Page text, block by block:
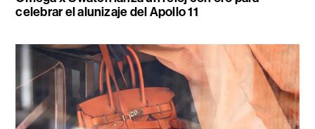
celebrar el alunizaje del Apollo 11